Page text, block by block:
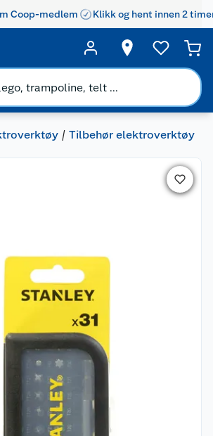
Coop-medlem Klikk og hent innen 2
Tilbehør elektroverktøy